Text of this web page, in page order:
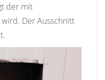
der mit
Der Ausschnitt